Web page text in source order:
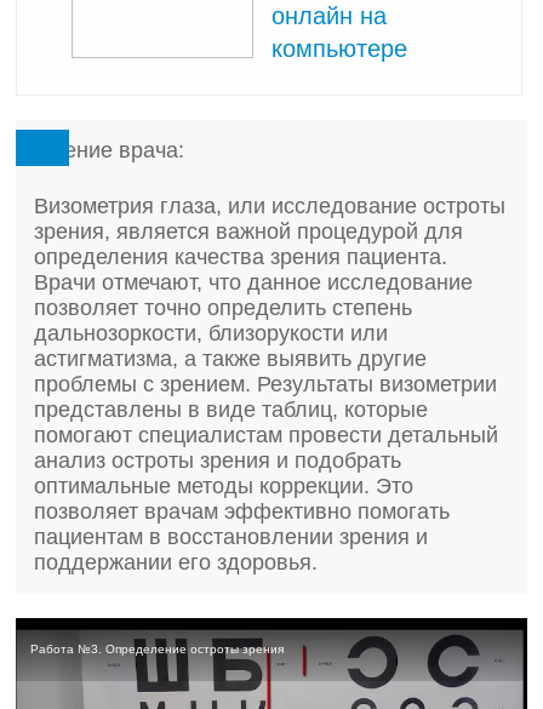
онлайн на
компьютере
Мнение врача:
Визометрия глаза, или исследование остроты
зрения, является важной процедурой для
определения качества зрения пациента.
Врачи отмечают, что данное исследование
позволяет точно определить степень
дальнозоркости, близорукости или
астигматизма, а также выявить другие
проблемы с зрением. Результаты визометрии
представлены в виде таблиц, которые
помогают специалистам провести детальный
анализ остроты зрения и подобрать
оптимальные методы коррекции. Это
позволяет врачам эффективно помогать
пациентам в восстановлении зрения и
поддержании его здоровья.
Работа №3. Определение остроты зрения